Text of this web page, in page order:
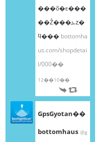
���õ�ε���
��Ź���ܥȥ�
ϥ��� bottomha
us.com/shopdetai
l/000��
12��10��
GpsGyotan��
bottomhaus @g